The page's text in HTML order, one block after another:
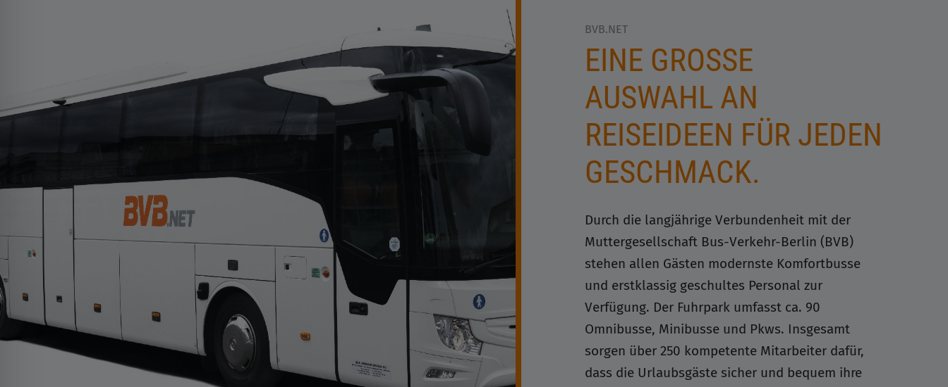
BVB.NET
EINE GROSSE A
USWAHL AN R
EISEIDEEN FÜR JEDEN G
ESCHMACK.
Durch die langjährige Verbundenheit mit der
Muttergesellschaft Bus-Verkehr-Berlin (BVB)
stehen allen Gästen modernste Komfortbusse
und erstklassig geschultes Personal zur
Verfügung. Der Fuhrpark umfasst ca. 90
Omnibusse, Minibusse und Pkws. Insgesamt
sorgen über 250 kompetente Mitarbeiter dafür,
dass die Urlaubsgäste sicher und bequem ihre